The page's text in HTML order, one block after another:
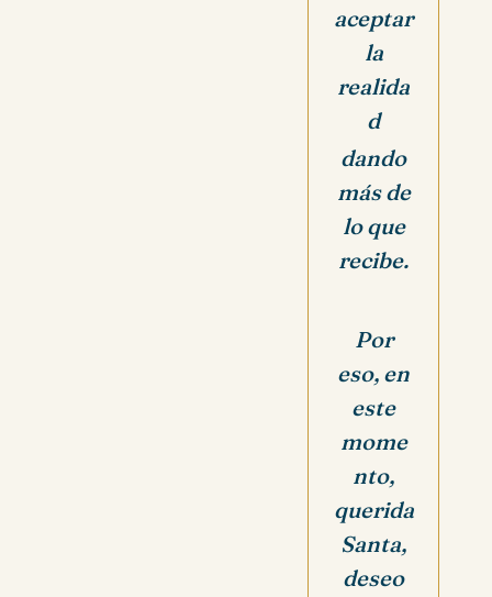
aceptar
la
realida
d
dando
más de
lo que
recibe.
Por
eso, en
este
mome
nto,
querida
Santa,
deseo